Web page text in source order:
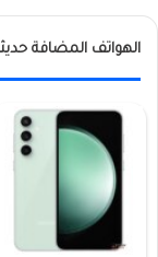
الهواتف المضافة